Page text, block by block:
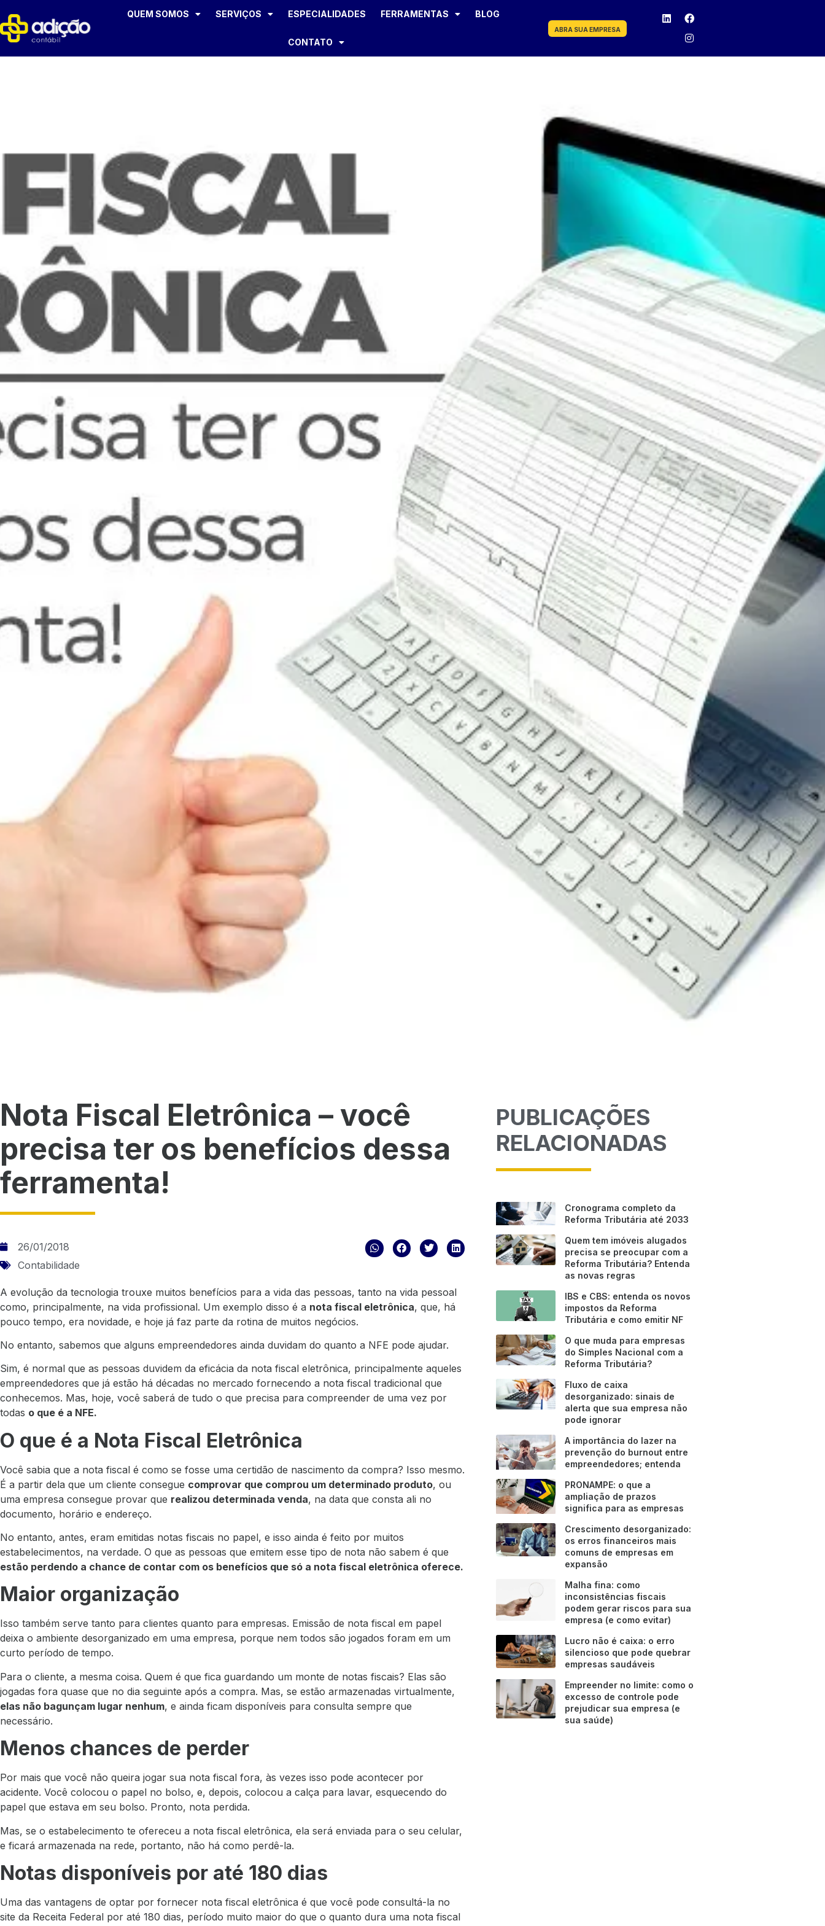
QUEM SOMOS SERVIÇOS ESPECIALIDADES FERRAMENTAS BLOG
CONTATO
ABRA SUA EMPRESA
Nota Fiscal Eletrônica – você
precisa ter os benefícios dessa
ferramenta!
26/01/2018
Contabilidade
A evolução da tecnologia trouxe muitos benefícios para a vida das pessoas, tanto na vida pessoal
como, principalmente, na vida profissional. Um exemplo disso é a nota fiscal eletrônica, que, há
pouco tempo, era novidade, e hoje já faz parte da rotina de muitos negócios.
No entanto, sabemos que alguns empreendedores ainda duvidam do quanto a NFE pode ajudar.
Sim, é normal que as pessoas duvidem da eficácia da nota fiscal eletrônica, principalmente aqueles
empreendedores que já estão há décadas no mercado fornecendo a nota fiscal tradicional que
conhecemos. Mas, hoje, você saberá de tudo o que precisa para compreender de uma vez por
todas o que é a NFE.
O que é a Nota Fiscal Eletrônica
Você sabia que a nota fiscal é como se fosse uma certidão de nascimento da compra? Isso mesmo.
É a partir dela que um cliente consegue comprovar que comprou um determinado produto, ou
uma empresa consegue provar que realizou determinada venda, na data que consta ali no
documento, horário e endereço.
No entanto, antes, eram emitidas notas fiscais no papel, e isso ainda é feito por muitos
estabelecimentos, na verdade. O que as pessoas que emitem esse tipo de nota não sabem é que
estão perdendo a chance de contar com os benefícios que só a nota fiscal eletrônica oferece.
Maior organização
Isso também serve tanto para clientes quanto para empresas. Emissão de nota fiscal em papel
deixa o ambiente desorganizado em uma empresa, porque nem todos são jogados foram em um
curto período de tempo.
Para o cliente, a mesma coisa. Quem é que fica guardando um monte de notas fiscais? Elas são
jogadas fora quase que no dia seguinte após a compra. Mas, se estão armazenadas virtualmente,
elas não bagunçam lugar nenhum, e ainda ficam disponíveis para consulta sempre que
necessário.
Menos chances de perder
Por mais que você não queira jogar sua nota fiscal fora, às vezes isso pode acontecer por
acidente. Você colocou o papel no bolso, e, depois, colocou a calça para lavar, esquecendo do
papel que estava em seu bolso. Pronto, nota perdida.
Mas, se o estabelecimento te ofereceu a nota fiscal eletrônica, ela será enviada para o seu celular,
e ficará armazenada na rede, portanto, não há como perdê-la.
Notas disponíveis por até 180 dias
Uma das vantagens de optar por fornecer nota fiscal eletrônica é que você pode consultá-la no
site da Receita Federal por até 180 dias, período muito maior do que o quanto dura uma nota fiscal
PUBLICAÇÕES
RELACIONADAS
Cronograma completo da
Reforma Tributária até 2033
Quem tem imóveis alugados
precisa se preocupar com a
Reforma Tributária? Entenda
as novas regras
IBS e CBS: entenda os novos
impostos da Reforma
Tributária e como emitir NF
O que muda para empresas
do Simples Nacional com a
Reforma Tributária?
Fluxo de caixa
desorganizado: sinais de
alerta que sua empresa não
pode ignorar
A importância do lazer na
prevenção do burnout entre
empreendedores; entenda
PRONAMPE: o que a
ampliação de prazos
significa para as empresas
Crescimento desorganizado:
os erros financeiros mais
comuns de empresas em
expansão
Malha fina: como
inconsistências fiscais
podem gerar riscos para sua
empresa (e como evitar)
Lucro não é caixa: o erro
silencioso que pode quebrar
empresas saudáveis
Empreender no limite: como o
excesso de controle pode
prejudicar sua empresa (e
sua saúde)